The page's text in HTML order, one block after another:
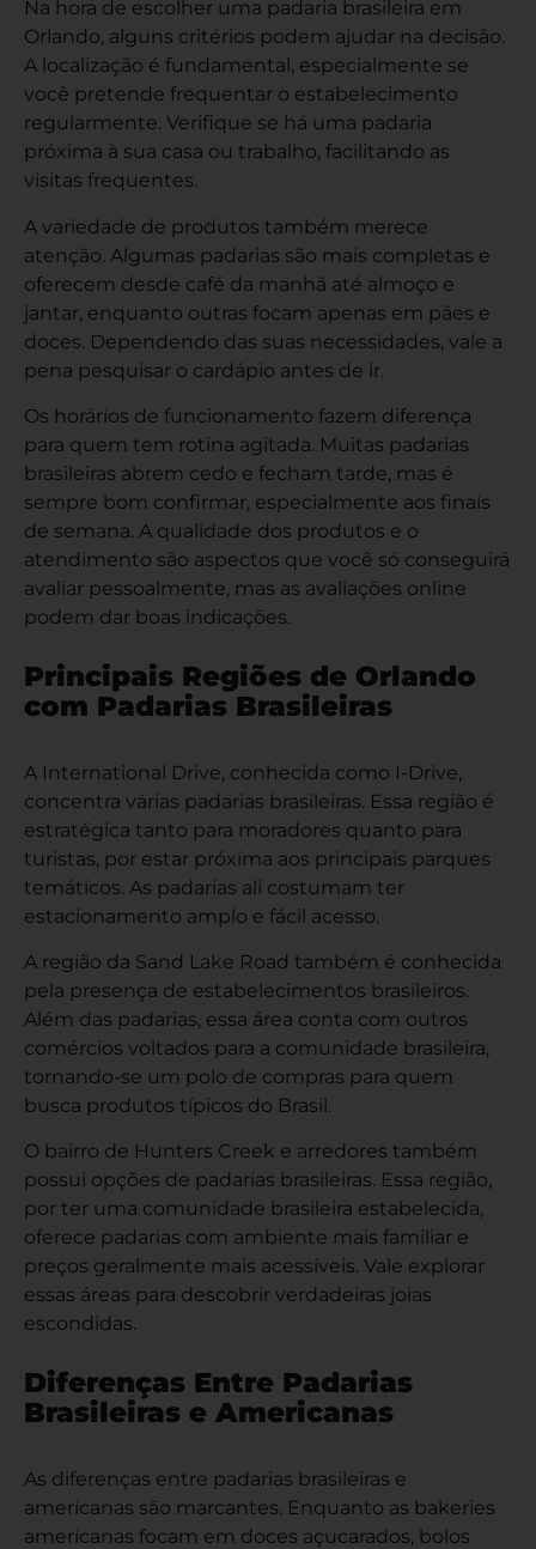
Na hora de escolher uma padaria brasileira em
Orlando, alguns critérios podem ajudar na decisão.
A localização é fundamental, especialmente se
você pretende frequentar o estabelecimento
regularmente. Verifique se há uma padaria
próxima à sua casa ou trabalho, facilitando as
visitas frequentes.
A variedade de produtos também merece
atenção. Algumas padarias são mais completas e
oferecem desde café da manhã até almoço e
jantar, enquanto outras focam apenas em pães e
doces. Dependendo das suas necessidades, vale a
pena pesquisar o cardápio antes de ir.
Os horários de funcionamento fazem diferença
para quem tem rotina agitada. Muitas padarias
brasileiras abrem cedo e fecham tarde, mas é
sempre bom confirmar, especialmente aos finais
de semana. A qualidade dos produtos e o
atendimento são aspectos que você só conseguirá
avaliar pessoalmente, mas as avaliações online
podem dar boas indicações.
Principais Regiões de Orlando
com Padarias Brasileiras
A International Drive, conhecida como I-Drive,
concentra várias padarias brasileiras. Essa região é
estratégica tanto para moradores quanto para
turistas, por estar próxima aos principais parques
temáticos. As padarias ali costumam ter
estacionamento amplo e fácil acesso.
A região da Sand Lake Road também é conhecida
pela presença de estabelecimentos brasileiros.
Além das padarias, essa área conta com outros
comércios voltados para a comunidade brasileira,
tornando-se um polo de compras para quem
busca produtos típicos do Brasil.
O bairro de Hunters Creek e arredores também
possui opções de padarias brasileiras. Essa região,
por ter uma comunidade brasileira estabelecida,
oferece padarias com ambiente mais familiar e
preços geralmente mais acessíveis. Vale explorar
essas áreas para descobrir verdadeiras joias
escondidas.
Diferenças Entre Padarias
Brasileiras e Americanas
As diferenças entre padarias brasileiras e
americanas são marcantes. Enquanto as bakeries
americanas focam em doces açucarados, bolos